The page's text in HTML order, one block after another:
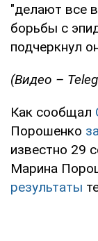
"делают все
борьбы с
подчеркнул
(Видео –
Как сообщал
Порошенко
известно 29
Марина
результаты